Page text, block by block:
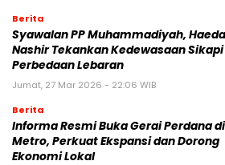
Berita
Syawalan PP Muhammadiyah,
Nashir Tekankan Kedewasaan Sikapi
Perbedaan Lebaran
Jumat, 27 Mar 2026 - 22:06 WIB
Berita
Informa Resmi Buka Gerai Perdana di
Metro, Perkuat Ekspansi dan Dorong
Ekonomi Lokal